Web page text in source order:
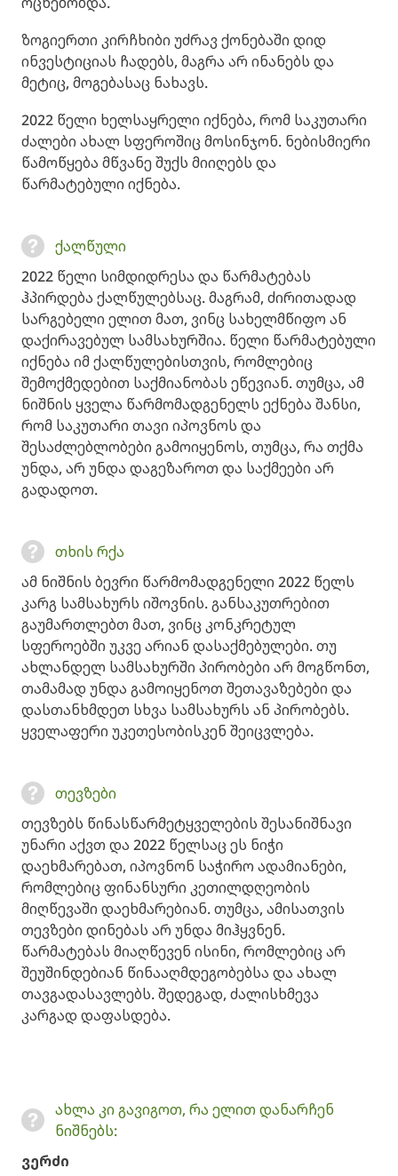
ზოგიერთი კირჩხიბი უძრავ ქონებაში დიდ
ინვესტიციას ჩადებს, მაგრა არ ინანებს და
მეტიც, მოგებასაც ნახავს.
2022 წელი ხელსაყრელი იქნება, რომ საკუთარი
ძალები ახალ სფეროშიც მოსინჯონ. ნებისმიერი
წამოწყება მწვანე შუქს მიიღებს და
წარმატებული იქნება.
ქალწული
2022 წელი სიმდიდრესა და წარმატებას
ჰპირდება ქალწულებსაც. მაგრამ, ძირითადად
სარგებელი ელით მათ, ვინც სახელმწიფო ან
დაქირავებულ სამსახურშია. წელი წარმატებული
იქნება იმ ქალწულებისთვის, რომლებიც
შემოქმედებით საქმიანობას ეწევიან. თუმცა, ამ
ნიშნის ყველა წარმომადგენელს ექნება შანსი,
რომ საკუთარი თავი იპოვნოს და
შესაძლებლობები გამოიყენოს, თუმცა, რა თქმა
უნდა, არ უნდა დაგეზაროთ და საქმეები არ
გადადოთ.
თხის რქა
ამ ნიშნის ბევრი წარმომადგენელი 2022 წელს
კარგ სამსახურს იშოვნის. განსაკუთრებით
გაუმართლებთ მათ, ვინც კონკრეტულ
სფეროებში უკვე არიან დასაქმებულები. თუ
ახლანდელ სამსახურში პირობები არ მოგწონთ,
თამამად უნდა გამოიყენოთ შეთავაზებები და
დასთანხმდეთ სხვა სამსახურს ან პირობებს.
ყველაფერი უკეთესობისკენ შეიცვლება.
თევზები
თევზებს წინასწარმეტყველების შესანიშნავი
უნარი აქვთ და 2022 წელსაც ეს ნიჭი
დაეხმარებათ, იპოვნონ საჭირო ადამიანები,
რომლებიც ფინანსური კეთილდღეობის
მიღწევაში დაეხმარებიან. თუმცა, ამისათვის
თევზები დინებას არ უნდა მიჰყვნენ.
წარმატებას მიაღწევენ ისინი, რომლებიც არ
შეუშინდებიან წინააღმდეგობებსა და ახალ
თავგადასავლებს. შედეგად, ძალისხმევა
კარგად დაფასდება.
ახლა კი გავიგოთ, რა ელით დანარჩენ
ნიშნებს:
ვერძი